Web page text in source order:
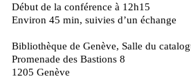
Début de la conférence à 12h15
Environ 45 min, suivies d’un échange
Bibliothèque de Genève, Salle du
Promenade des Bastions 8
1205 Genève